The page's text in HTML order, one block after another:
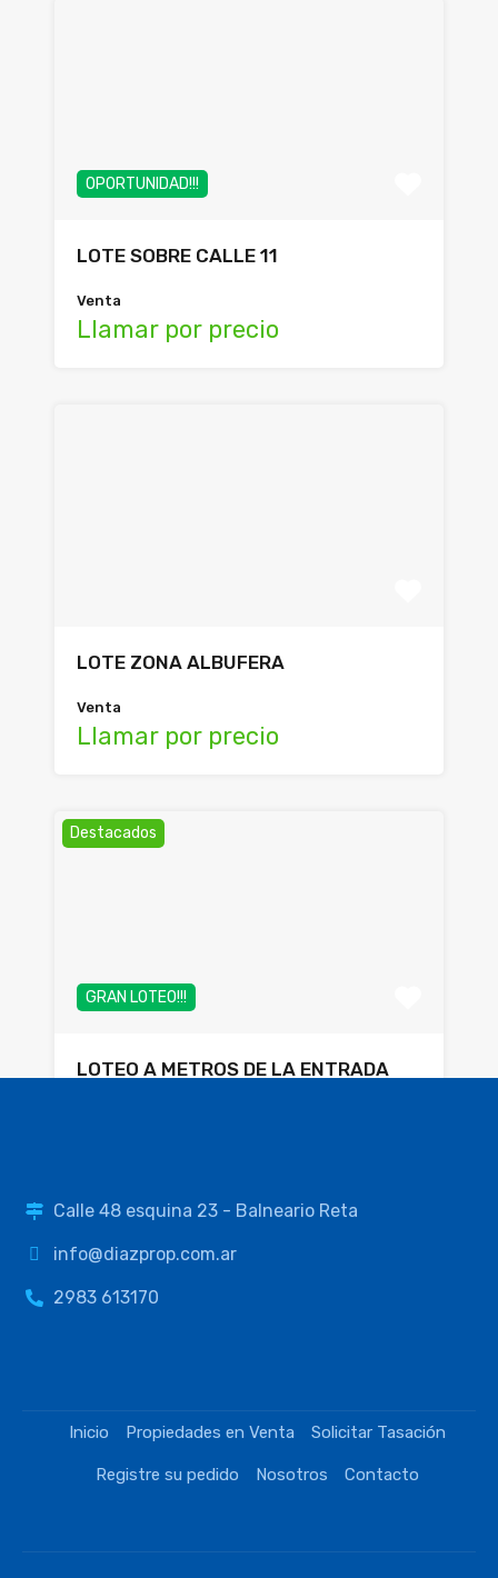
OPORTUNIDAD!!!
LOTE SOBRE CALLE 11
Venta
Llamar por precio
LOTE ZONA ALBUFERA
Venta
Llamar por precio
Destacados
GRAN LOTEO!!!
LOTEO A METROS DE LA ENTRADA
LOTE CALLE 20 ENTRE 13 y 15
Calle 48 esquina 23 - Balneario Reta
info@diazprop.com.ar
2983 613170
Inicio Propiedades en Venta Solicitar Tasación
Registre su pedido Nosotros Contacto